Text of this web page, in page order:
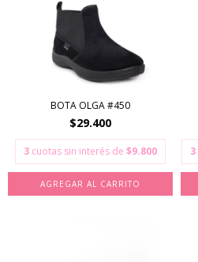
BOTA OLGA #450
$29.400
3 cuotas sin interés de $9.800
AGREGAR AL CARRITO
3